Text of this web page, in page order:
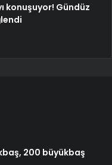
konuşuyor! Gündüz
200 büyükbaş